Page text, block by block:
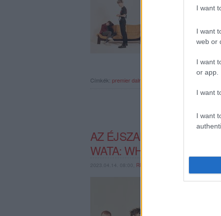
I want
I want
web or
I want
or app.
I want
I want
fiatal hazai
Címkék: premierdalról dalra
AZ ÉJSZAKA MAGASLATI
WATA: WHAT HAPPENS
2023.04.14. 08:00, RRRECORDER
Éjfél után sok